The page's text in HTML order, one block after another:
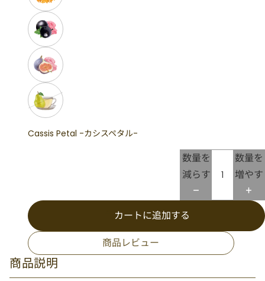
Cassis Petal -カシスペタル-
数量を
減らす
数量を
増やす
カートに追加する
商品レビュー
商品説明